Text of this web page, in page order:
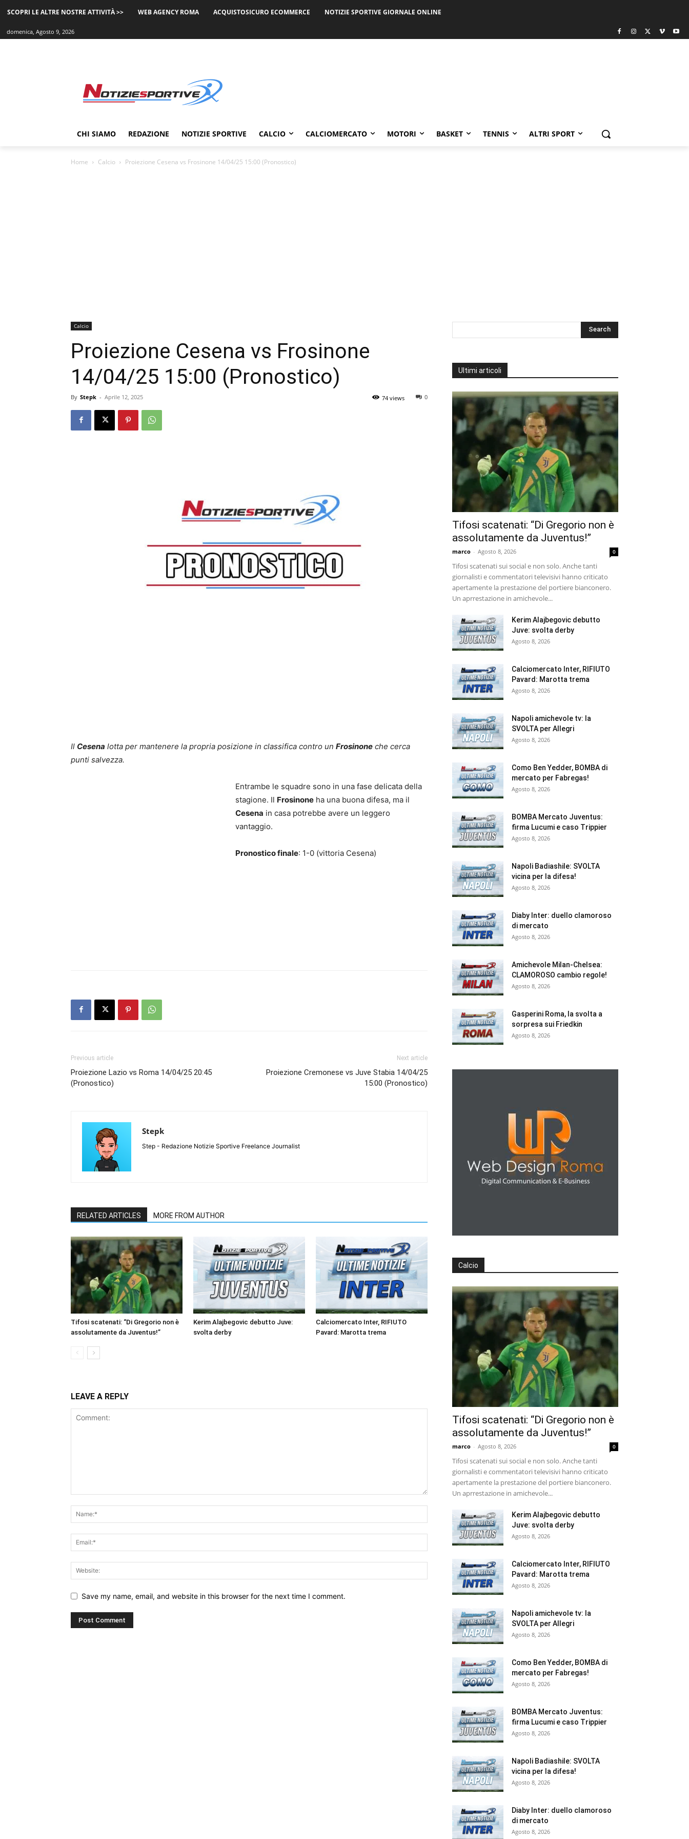
SCOPRI LE ALTRE NOSTRE ATTIVITÀ >> WEB AGENCY ROMA ACQUISTOSICURO ECOMMERCE NOTIZIE SPORTIVE GIORNALE ONLINE
domenica, Agosto 9, 2026
CHI SIAMO REDAZIONE NOTIZIE SPORTIVE CALCIO CALCIOMERCATO MOTORI BASKET TENNIS ALTRI SPORT
Home Calcio Proiezione Cesena vs Frosinone 14/04/25 15:00 (Pronostico)
Calcio
Proiezione Cesena vs Frosinone
14/04/25 15:00 (Pronostico)
By Stepk - Aprile 12, 2025 0
74 views
Il Cesena lotta per mantenere la propria posizione in classifica contro un Frosinone che cerca
punti salvezza.
Entrambe le squadre sono in una fase delicata della
stagione. Il Frosinone ha una buona difesa, ma il
Cesena in casa potrebbe avere un leggero
vantaggio.
Pronostico finale: 1-0 (vittoria Cesena)
Previous article
Proiezione Lazio vs Roma 14/04/25 20:45
(Pronostico)
Next article
Proiezione Cremonese vs Juve Stabia 14/04/25
15:00 (Pronostico)
Stepk
Step - Redazione Notizie Sportive Freelance Journalist
RELATED ARTICLES MORE FROM AUTHOR
Tifosi scatenati: “Di Gregorio non è
assolutamente da Juventus!”
Kerim Alajbegovic debutto Juve:
svolta derby
Calciomercato Inter, RIFIUTO
Pavard: Marotta trema
LEAVE A REPLY
Save my name, email, and website in this browser for the next time I comment.
Ultimi articoli
Tifosi scatenati: “Di Gregorio non è
assolutamente da Juventus!”
marco - Agosto 8, 2026 0
Tifosi scatenati sui social e non solo. Anche tanti
giornalisti e commentatori televisivi hanno criticato
apertamente la prestazione del portiere bianconero.
Un aprrestazione in amichevole...
Kerim Alajbegovic debutto
Juve: svolta derby
Agosto 8, 2026
Calciomercato Inter, RIFIUTO
Pavard: Marotta trema
Agosto 8, 2026
Napoli amichevole tv: la
SVOLTA per Allegri
Agosto 8, 2026
Como Ben Yedder, BOMBA di
mercato per Fabregas!
Agosto 8, 2026
BOMBA Mercato Juventus:
firma Lucumi e caso Trippier
Agosto 8, 2026
Napoli Badiashile: SVOLTA
vicina per la difesa!
Agosto 8, 2026
Diaby Inter: duello clamoroso
di mercato
Agosto 8, 2026
Amichevole Milan-Chelsea:
CLAMOROSO cambio regole!
Agosto 8, 2026
Gasperini Roma, la svolta a
sorpresa sui Friedkin
Agosto 8, 2026
Calcio
Tifosi scatenati: “Di Gregorio non è
assolutamente da Juventus!”
marco - Agosto 8, 2026 0
Tifosi scatenati sui social e non solo. Anche tanti
giornalisti e commentatori televisivi hanno criticato
apertamente la prestazione del portiere bianconero.
Un aprrestazione in amichevole...
Kerim Alajbegovic debutto
Juve: svolta derby
Agosto 8, 2026
Calciomercato Inter, RIFIUTO
Pavard: Marotta trema
Agosto 8, 2026
Napoli amichevole tv: la
SVOLTA per Allegri
Agosto 8, 2026
Como Ben Yedder, BOMBA di
mercato per Fabregas!
Agosto 8, 2026
BOMBA Mercato Juventus:
firma Lucumi e caso Trippier
Agosto 8, 2026
Napoli Badiashile: SVOLTA
vicina per la difesa!
Agosto 8, 2026
Diaby Inter: duello clamoroso
di mercato
Agosto 8, 2026